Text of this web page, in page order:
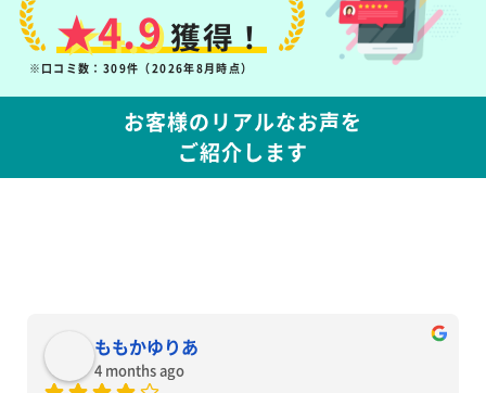
★4.9獲得！
※口コミ数：309件（2026年8月時点）
お客様のリアルなお声を
ご紹介します
ももかゆりあ
4 months ago